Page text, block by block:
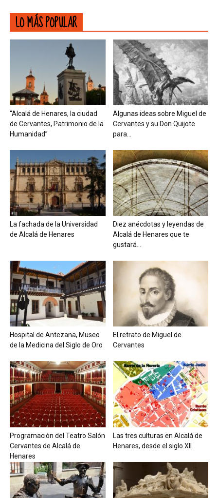
LO MÁS POPULAR
“Alcalá de Henares, la ciudad
de Cervantes, Patrimonio de la
Humanidad”
Algunas ideas sobre Miguel de
Cervantes y su Don Quijote
para...
La fachada de la Universidad
de Alcalá de Henares
Diez anécdotas y leyendas de
Alcalá de Henares que te
gustará...
Hospital de Antezana, Museo
de la Medicina del Siglo de Oro
El retrato de Miguel de
Cervantes
Programación del Teatro Salón
Cervantes de Alcalá de
Henares
Las tres culturas en Alcalá de
Henares, desde el siglo XII